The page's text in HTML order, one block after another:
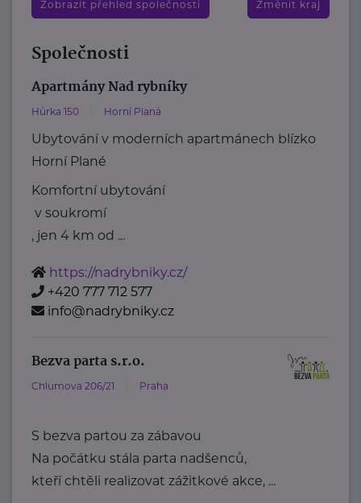
Zobrazit přehled společností Změnit kraj
Společnosti
Apartmány Nad rybníky
Hůrka 150 Horní Planá
Ubytování v moderních apartmánech blízko
Horní Plané
Komfortní ubytování
v soukromí
, jen 4 km od ...
https://nadrybniky.cz/
+420 777 712 577
info@nadrybniky.cz
Bezva parta s.r.o.
Chlumova 206/21 Praha
S bezva partou za zábavou
Na počátku stála parta nadšenců,
kteří chtěli realizovat zážitkové akce, ...